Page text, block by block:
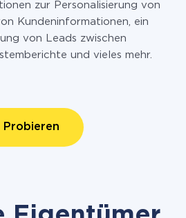
zur Personalisierung von
Kundeninformationen, ein
von Leads zwischen
und vieles mehr.
Probieren